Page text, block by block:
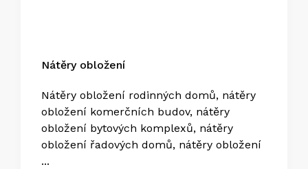
Nátěry obložení
Nátěry obložení rodinných domů, nátěry
obložení komerčních budov, nátěry
obložení bytových komplexů, nátěry
obložení řadových domů, nátěry obložení
...